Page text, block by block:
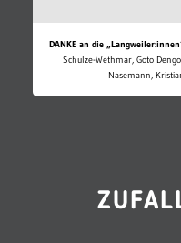
DANKE an die
Schulze-Wethmar, Goto
Nasemann,